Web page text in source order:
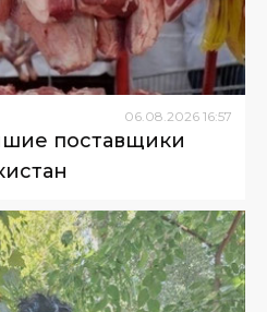
06 08 2026 16:57
поставщики